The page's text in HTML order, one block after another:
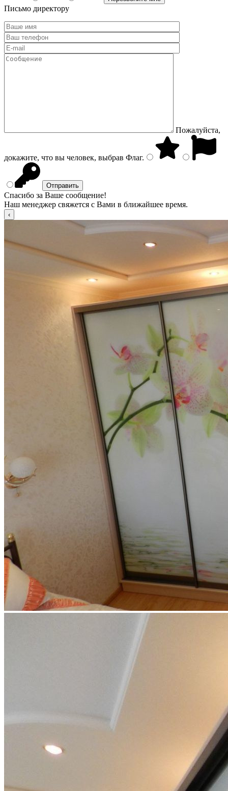
Письмо директору
Пожалуйста,
докажите, что вы человек, выбрав Флаг.
Спасибо за Ваше сообщение!
Наш менеджер свяжется с Вами в ближайшее время.